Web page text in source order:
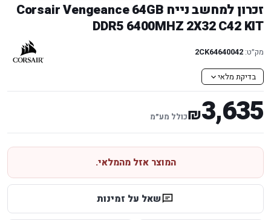
זכרון למחשב נייח Corsair Vengeance 64GB
DDR5 6400MHZ 2X32 C42 KIT
מק״ט: 2CK64640042
בדיקת מלאי
3,635
₪כולל מע״מ
המוצר אזל מהמלאי.
שאל על זמינות